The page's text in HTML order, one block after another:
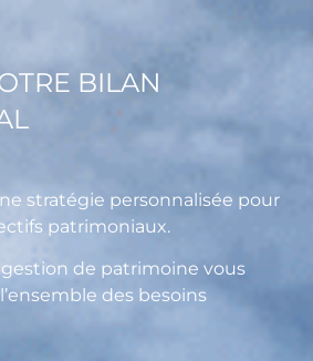
BILAN
stratégie personnalisée pour
patrimoniaux.
de patrimoine vous
des besoins